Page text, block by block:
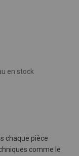
en stock
chaque pièce
comme le